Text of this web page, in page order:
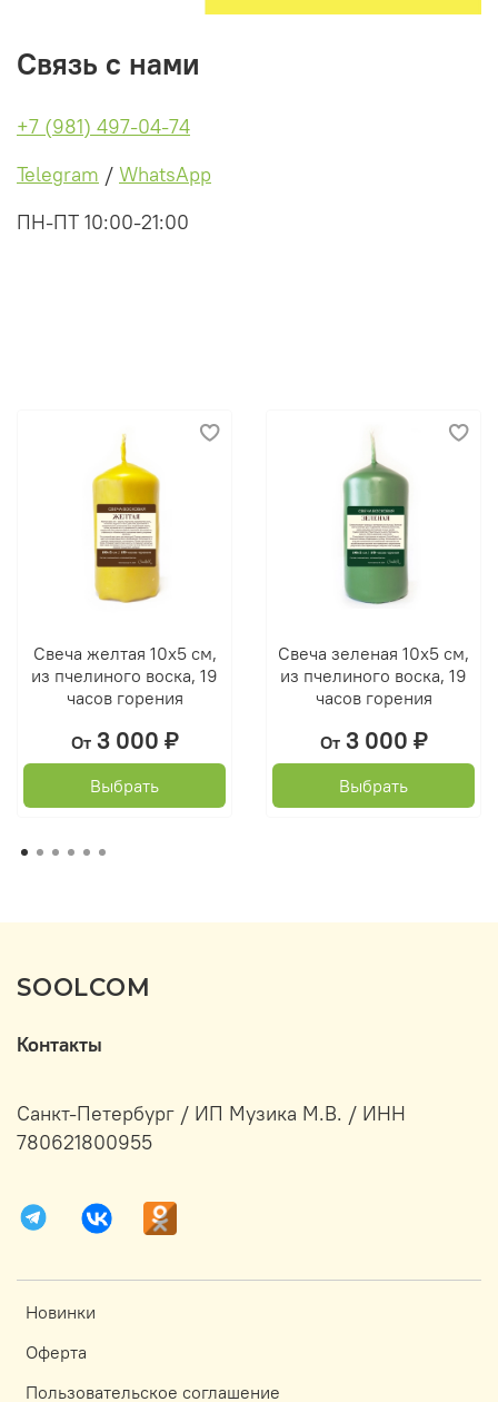
Связь с нами
+7 (981) 497-04-74
Telegram / WhatsApp
ПН-ПТ 10:00-21:00
Свеча желтая 10х5 см,
из пчелиного воска, 19
часов горения
От 3 000 ₽
Выбрать
Свеча зеленая 10х5 см,
из пчелиного воска, 19
часов горения
От 3 000 ₽
Выбрать
SOOLCOM
Новинки
Оферта
Пользовательское соглашение
Контакты
Санкт-Петербург / ИП Музика М.В. / ИНН
780621800955